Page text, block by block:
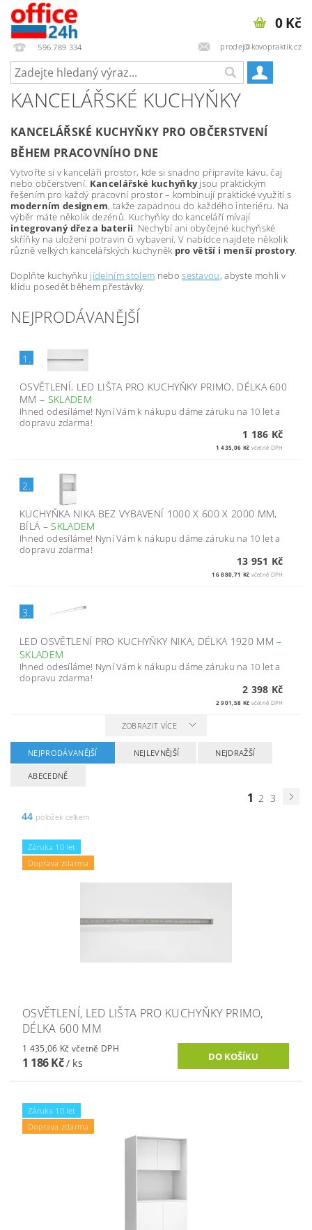
596 789 334 prodej@kovopraktik.cz
0 Kč
KANCELÁŘSKÉ KUCHYŇKY
KANCELÁŘSKÉ KUCHYŇKY PRO OBČERSTVENÍ
BĚHEM PRACOVNÍHO DNE
Vytvořte si v kanceláři prostor, kde si snadno připravíte kávu, čaj
nebo občerstvení. Kancelářské kuchyňkyjsou praktickým
řešením pro každý pracovní prostor – kombinují praktické využití s
moderním designem, takže zapadnou do každého interiéru. Na
výběr máte několik dezénů. Kuchyňky do kanceláří mívají
integrovaný dřez a baterii. Nechybí ani obyčejné kuchyňské
skříňky na uložení potravin či vybavení. V nabídce najdete několik
různě velkých kancelářských kuchyněk pro větší i menší prostory.
Doplňte kuchyňku jídelním stolem nebosestavou, abyste mohli v
klidu posedět během přestávky.
NEJPRODÁVANĚJŠÍ
1.
OSVĚTLENÍ, LED LIŠTA PRO KUCHYŇKY PRIMO, DÉLKA 600
MM– SKLADEM
Ihned odesíláme! Nyní Vám k nákupu dáme záruku na 10 let a
dopravu zdarma!
1 186 Kč
1 435,06 Kč včetně DPH
2.
KUCHYŇKA NIKA BEZ VYBAVENÍ 1000 X 600 X 2000 MM,
BÍLÁ –SKLADEM
Ihned odesíláme! Nyní Vám k nákupu dáme záruku na 10 let a
dopravu zdarma!
13 951 Kč
16 880,71 Kč včetně DPH
3.
LED OSVĚTLENÍ PRO KUCHYŇKY NIKA, DÉLKA 1920 MM–
SKLADEM
Ihned odesíláme! Nyní Vám k nákupu dáme záruku na 10 let a
dopravu zdarma!
2 398 Kč
2 901,58 Kč včetně DPH
ZOBRAZIT VÍCE
NEJPRODÁVANĚJŠÍ NEJLEVNĚJŠÍ NEJDRAŽŠÍ
ABECEDNĚ
1 2 3
44 položek celkem
Záruka 10 let
Doprava zdarma
OSVĚTLENÍ, LED LIŠTA PRO KUCHYŇKY PRIMO,
DÉLKA 600 MM
1 435,06 Kč včetně DPH
1 186 Kč/ ks
Záruka 10 let
Doprava zdarma